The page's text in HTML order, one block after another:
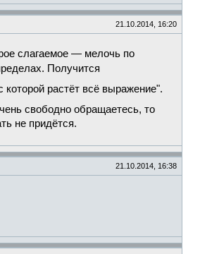
21.10.2014, 16:20
слагаемое — мелочь по
Получится
растёт всё выражение".
свободно обращаетесь, то
не придётся.
21.10.2014, 16:38